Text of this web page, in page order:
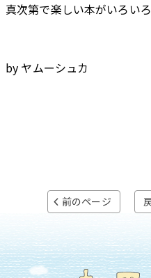
真次第で楽しい本がいろい
by ヤムーシュカ
前のページ